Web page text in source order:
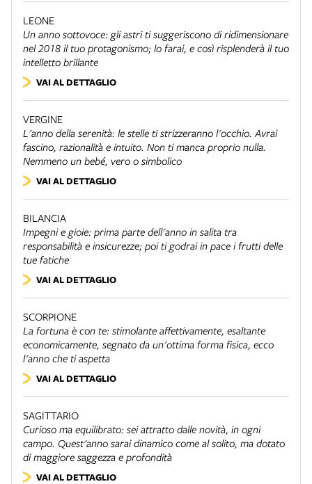
LEONE
Un anno sottovoce: gli astri ti suggeriscono di ridimensionare
nel 2018 il tuo protagonismo; lo farai, e così risplenderà il tuo
intelletto brillante
VAI AL DETTAGLIO
VERGINE
L'anno della serenità: le stelle ti strizzeranno l'occhio. Avrai
fascino, razionalità e intuito. Non ti manca proprio nulla.
Nemmeno un bebé, vero o simbolico
VAI AL DETTAGLIO
BILANCIA
Impegni e gioie: prima parte dell'anno in salita tra
responsabilità e insicurezze; poi ti godrai in pace i frutti delle
tue fatiche
VAI AL DETTAGLIO
SCORPIONE
La fortuna è con te: stimolante affettivamente, esaltante
economicamente, segnato da un'ottima forma fisica, ecco
l'anno che ti aspetta
VAI AL DETTAGLIO
SAGITTARIO
Curioso ma equilibrato: sei attratto dalle novità, in ogni
campo. Quest'anno sarai dinamico come al solito, ma dotato
di maggiore saggezza e profondità
VAI AL DETTAGLIO